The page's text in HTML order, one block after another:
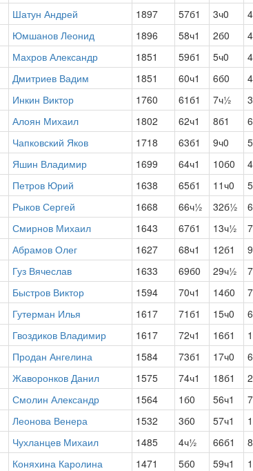
Шатун Андрей 1897 57б1 3ч0
Юмшанов Леонид 1896 58ч1 2б0
Махров Александр 1851 59б1 5ч0
Дмитриев Вадим 1851 60ч1 6б0
Инкин Виктор 1760 61б1 7ч½
Алоян Михаил 1802 62ч1 8б1
Чапковский Яков 1718 63б1 9ч0
Яшин Владимир 1699 64ч1 10б0
Петров Юрий 1638 65б1 11ч0
Рыков Сергей 1668 66ч½ 32б½
Смирнов Михаил 1643 67б1 13ч½
Абрамов Олег 1627 68ч1 12б1
Гуз Вячеслав 1633 69б0 29ч½
Быстров Виктор 1594 70ч1 14б0
Гутерман Илья 1617 71б1 15ч0
Гвоздиков Владимир 1617 72ч1 16б1
Продан Ангелина 1584 73б1 17ч0
Жаворонков Данил 1575 74ч1 18б1
Смолин Александр 1564 1б0 56ч1
Леонова Венера 1532 3б0 57ч1
Чухланцев Михаил 1485 4ч½ 66б1
Коняхина Каролина 1471 5б0 59ч1